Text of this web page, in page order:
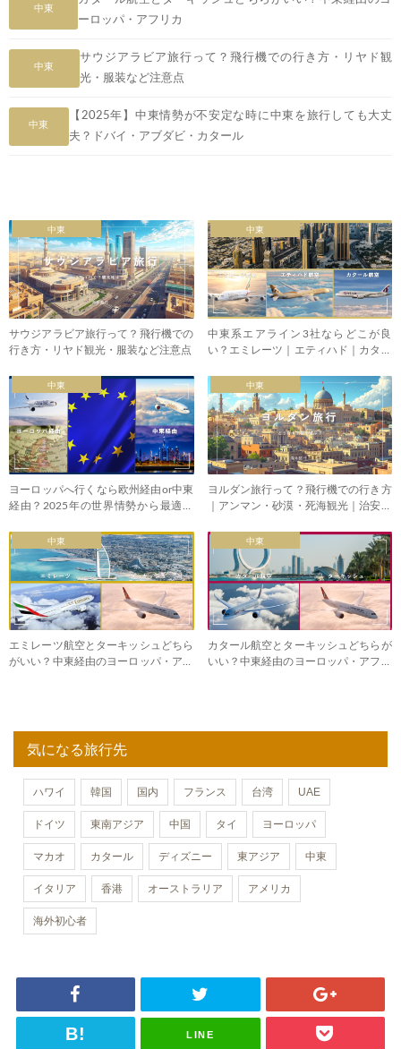
中東
ーロッパ・アフリカ
中東
サウジアラビア旅行って？飛行機での行き方・リヤド観
光・服装など注意点
中東
【2025年】中東情勢が不安定な時に中東を旅行しても大丈
夫？ドバイ・アブダビ・カタール
中東
サウジアラビア旅行って？飛行機での
行き方・リヤド観光・服装など注意点
中東
中東系エアライン3社ならどこが良
い？エミレーツ｜エティハド｜カター
中東
ヨーロッパへ行くなら欧州経由or中東
経由？2025年の世界情勢から最適ル
中東
ヨルダン旅行って？飛行機での行き方
｜アンマン・砂漠・死海観光｜治安は
中東
エミレーツ航空とターキッシュどちら
がいい？中東経由のヨーロッパ・アフ
中東
カタール航空とターキッシュどちらが
いい？中東経由のヨーロッパ・アフリ
気になる旅行先
ハワイ 韓国 国内 フランス 台湾 UAE
ドイツ 東南アジア 中国 タイ ヨーロッパ
マカオ カタール ディズニー 東アジア 中東
イタリア 香港 オーストラリア アメリカ
海外初心者
LINE